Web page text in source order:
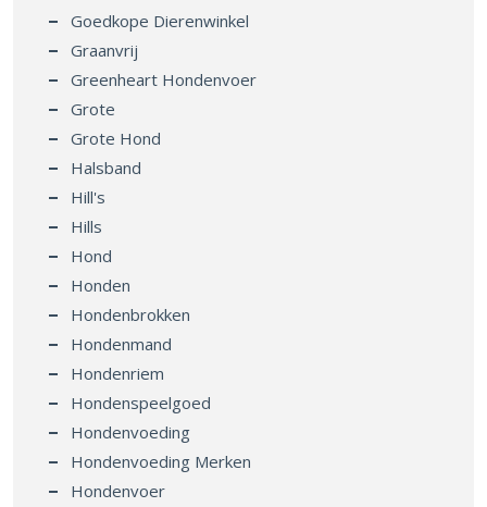
Goedkope Dierenwinkel
Graanvrij
Greenheart Hondenvoer
Grote
Grote Hond
Halsband
Hill's
Hills
Hond
Honden
Hondenbrokken
Hondenmand
Hondenriem
Hondenspeelgoed
Hondenvoeding
Hondenvoeding Merken
Hondenvoer